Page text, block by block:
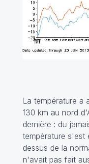
La température a
130 km au nord
dernière : du
température s'est
dessus de la
n'avait pas fait